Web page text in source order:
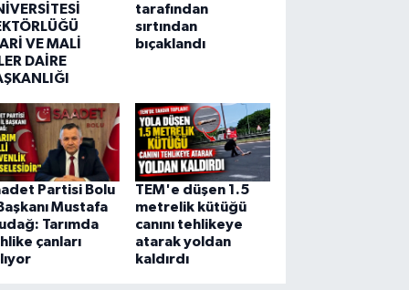
VE MALİ
DAİRE
tarafından
sırtından
bıçaklandı
Partisi Bolu
Başkanı Mustafa
Tarımda
çanları
TEM'e düşen 1.5
metrelik kütüğü
canını tehlikeye
atarak yoldan
kaldırdı